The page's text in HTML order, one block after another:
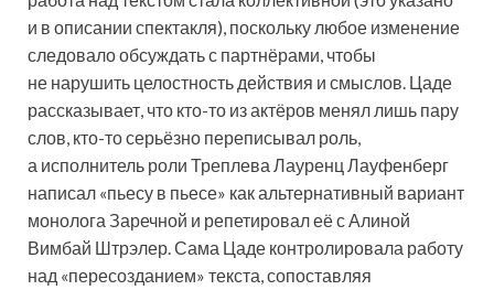
и в описании спектакля), поскольку любое изменение
следовало обсуждать с партнёрами, чтобы
не нарушить целостность действия и смыслов. Цаде
рассказывает, что кто-то из актёров менял лишь пару
слов, кто-то серьёзно переписывал роль,
а исполнитель роли Треплева Лауренц Лауфенберг
написал «пьесу в пьесе» как альтернативный вариант
монолога Заречной и репетировал её с Алиной
Вимбай Штрэлер. Сама Цаде контролировала работу
над «пересозданием» текста, сопоставляя